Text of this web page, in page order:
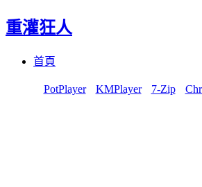
重灌狂人
首頁
PotPlayer KMPlayer 7-Zip